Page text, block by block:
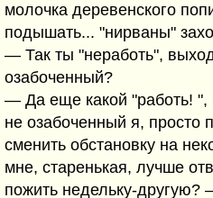
молочка деревенского
подышать... "нирваны"
— Так ты "неработь",
озабоченный?
— Да еще какой "работь! ",
не озабоченный я, просто
сменить обстановку на
мне, старенькая, лучше
пожить недельку-